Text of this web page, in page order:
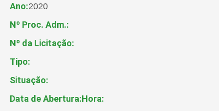
Ano:2020
Nº Proc. Adm.:
Nº da Licitação:
Tipo:
Situação:
Data de Abertura:Hora: